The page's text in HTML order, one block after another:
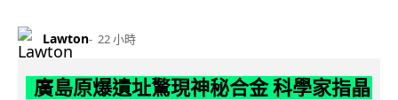
Lawton 22 小時
廣島原爆遺址驚現神秘合金 科學家指晶